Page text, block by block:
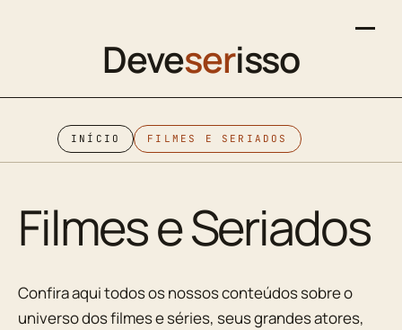
Deveserisso
INÍCIO FILMES E SERIADOS
Filmes e Seriados
Confira aqui todos os nossos conteúdos sobre o
universo dos filmes e séries, seus grandes atores,